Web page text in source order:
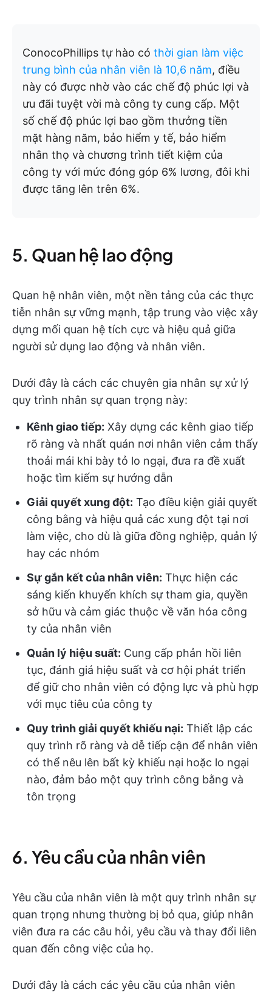
ConocoPhillips tự hào có thời gian làm việc
trung bình của nhân viên là 10,6 năm, điều
này có được nhờ vào các chế độ phúc lợi và
ưu đãi tuyệt vời mà công ty cung cấp. Một
số chế độ phúc lợi bao gồm thưởng tiền
mặt hàng năm, bảo hiểm y tế, bảo hiểm
nhân thọ và chương trình tiết kiệm của
công ty với mức đóng góp 6% lương, đôi khi
được tăng lên trên 6%.
5. Quan hệ lao động
Quan hệ nhân viên, một nền tảng của các thực
tiễn nhân sự vững mạnh, tập trung vào việc xây
dựng mối quan hệ tích cực và hiệu quả giữa
người sử dụng lao động và nhân viên.
Dưới đây là cách các chuyên gia nhân sự xử lý
quy trình nhân sự quan trọng này:
Kênh giao tiếp: Xây dựng các kênh giao tiếp
rõ ràng và nhất quán nơi nhân viên cảm thấy
thoải mái khi bày tỏ lo ngại, đưa ra đề xuất
hoặc tìm kiếm sự hướng dẫn
Giải quyết xung đột: Tạo điều kiện giải quyết
công bằng và hiệu quả các xung đột tại nơi
làm việc, cho dù là giữa đồng nghiệp, quản lý
hay các nhóm
Sự gắn kết của nhân viên: Thực hiện các
sáng kiến khuyến khích sự tham gia, quyền
sở hữu và cảm giác thuộc về văn hóa công
ty của nhân viên
Quản lý hiệu suất: Cung cấp phản hồi liên
tục, đánh giá hiệu suất và cơ hội phát triển
để giữ cho nhân viên có động lực và phù hợp
với mục tiêu của công ty
Quy trình giải quyết khiếu nại: Thiết lập các
quy trình rõ ràng và dễ tiếp cận để nhân viên
có thể nêu lên bất kỳ khiếu nại hoặc lo ngại
nào, đảm bảo một quy trình công bằng và
tôn trọng
6. Yêu cầu của nhân viên
Yêu cầu của nhân viên là một quy trình nhân sự
quan trọng nhưng thường bị bỏ qua, giúp nhân
viên đưa ra các câu hỏi, yêu cầu và thay đổi liên
quan đến công việc của họ.
Dưới đây là cách các yêu cầu của nhân viên